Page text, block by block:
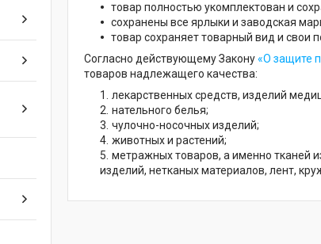
товар полностью укомплектован и
сохранены все ярлыки и заводская
товар сохраняет товарный вид и свои
Согласно действующему Закону«О защите
товаров надлежащего качества:
лекарственных средств, изделий
нательного белья;
чулочно-носочных изделий;
животных и растений;
метражных товаров, а именно тканей
изделий, нетканых материалов, лент,